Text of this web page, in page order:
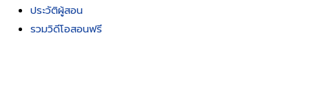
ประวัติผู้สอน
รวมวิดีโอสอนฟรี